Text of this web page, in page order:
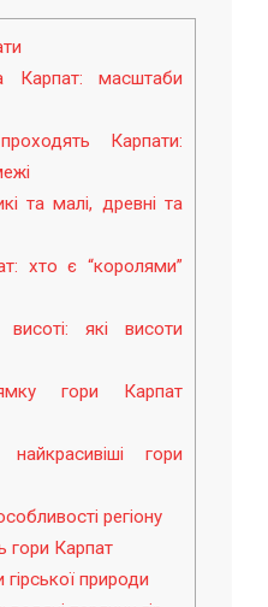
масштаби
Карпати:
та малі, древні та
хто є “королями”
які висоти
гори Карпат
гори
регіону
гори Карпат
природи